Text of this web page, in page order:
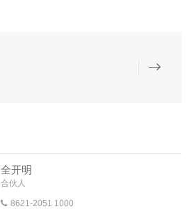
全开明
合伙人
8621-2051 1000